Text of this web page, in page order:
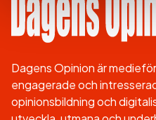
Dagens Opinion är
engagerade och
opinionsbildning och